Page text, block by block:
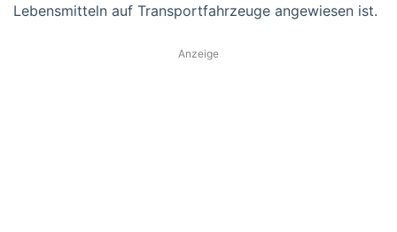
Lebensmitteln auf Transportfahrzeuge angewiesen ist.
Anzeige